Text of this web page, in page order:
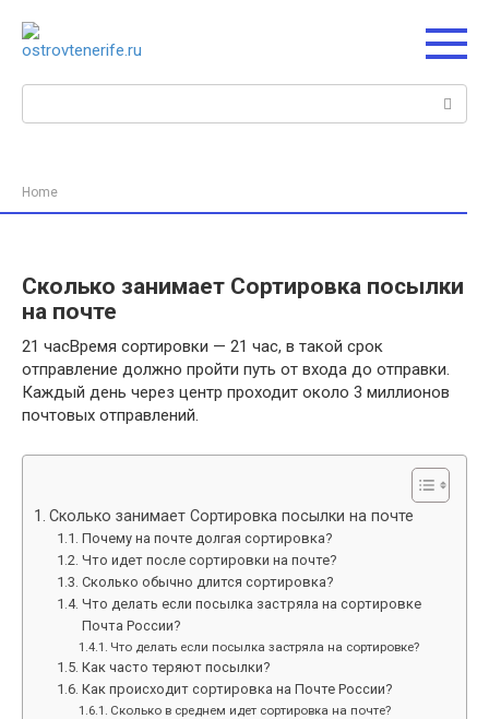
контенту
Поиск:
Home
Сколько занимает Сортировка посылки
на почте
21 часВремя сортировки — 21 час, в такой срок
отправление должно пройти путь от входа до отправки.
Каждый день через центр проходит около 3 миллионов
почтовых отправлений.
Сколько занимает Сортировка посылки на почте
Почему на почте долгая сортировка?
Что идет после сортировки на почте?
Сколько обычно длится сортировка?
Что делать если посылка застряла на сортировке
Почта России?
Что делать если посылка застряла на сортировке?
Как часто теряют посылки?
Как происходит сортировка на Почте России?
Сколько в среднем идет сортировка на почте?